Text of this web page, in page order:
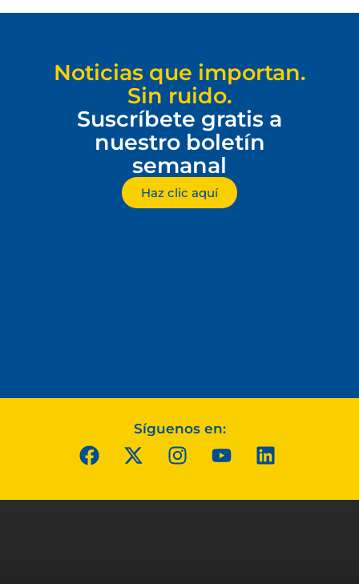
Noticias que importan.
Sin ruido.
Suscríbete gratis a
nuestro boletín
semanal
Haz clic aquí
Síguenos en: